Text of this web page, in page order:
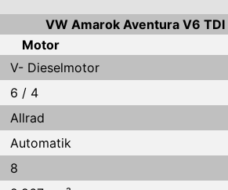
VW Amarok Aventura V6 TDI
Motor
V- Dieselmotor
6 / 4
Allrad
Automatik
8